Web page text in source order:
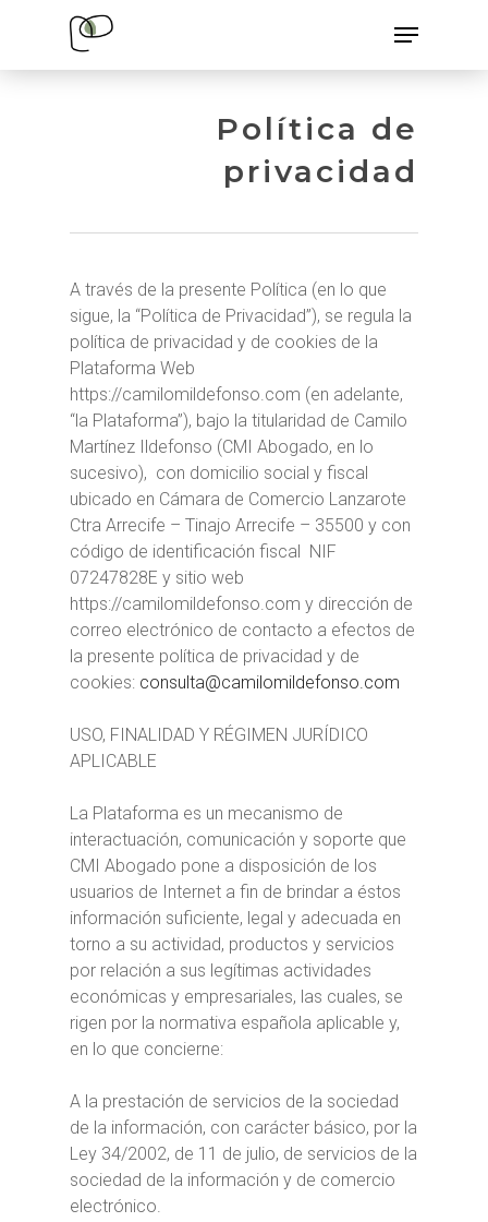
Menu
Política de
privacidad
A través de la presente Política (en lo que
sigue, la “Política de Privacidad”), se regula la
política de privacidad y de cookies de la
Plataforma Web
https://camilomildefonso.com (en adelante,
“la Plataforma”), bajo la titularidad de Camilo
Martínez Ildefonso (CMI Abogado, en lo
sucesivo), con domicilio social y fiscal
ubicado en Cámara de Comercio Lanzarote
Ctra Arrecife – Tinajo Arrecife – 35500 y con
código de identificación fiscal NIF
07247828E y sitio web
https://camilomildefonso.com y dirección de
correo electrónico de contacto a efectos de
la presente política de privacidad y de
cookies: consulta@camilomildefonso.com
USO, FINALIDAD Y RÉGIMEN JURÍDICO
APLICABLE
La Plataforma es un mecanismo de
interactuación, comunicación y soporte que
CMI Abogado pone a disposición de los
usuarios de Internet a fin de brindar a éstos
información suficiente, legal y adecuada en
torno a su actividad, productos y servicios
por relación a sus legítimas actividades
económicas y empresariales, las cuales, se
rigen por la normativa española aplicable y,
en lo que concierne:
A la prestación de servicios de la sociedad
de la información, con carácter básico, por la
Ley 34/2002, de 11 de julio, de servicios de la
sociedad de la información y de comercio
electrónico.